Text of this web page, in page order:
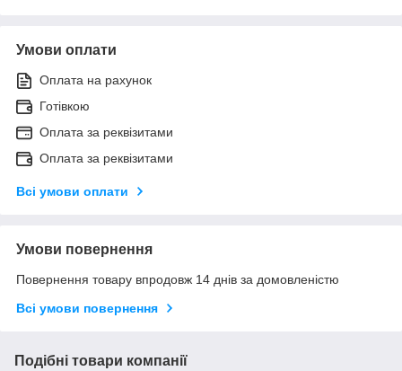
Умови оплати
Оплата на рахунок
Готівкою
Оплата за реквізитами
Оплата за реквізитами
Всі умови оплати
Умови повернення
Повернення товару впродовж 14 днів за домовленістю
Всі умови повернення
Подібні товари компанії